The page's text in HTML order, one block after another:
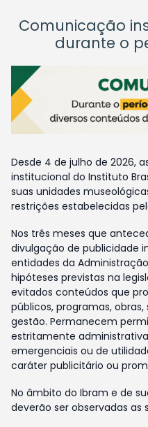
Comunicação
durante o
Desde 4 de julho de 2026,
institucional do Instituto
suas unidades
restrições estabelecidas
Nos três meses que
divulgação de publicidade
entidades da
hipóteses previstas na
evitados conteúdos que
públicos, programas,
gestão. Permanecem
estritamente
emergenciais ou de
caráter publicitário ou
No âmbito do Ibram e de
deverão ser observadas as